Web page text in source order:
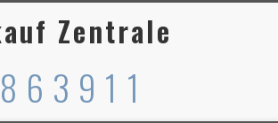
Zentrale
6 3 9 1 1